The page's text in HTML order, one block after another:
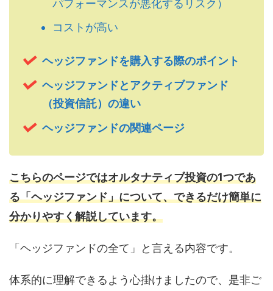
パフォーマンスが悪化するリスク）
コストが高い
ヘッジファンドを購入する際のポイント
ヘッジファンドとアクティブファンド
（投資信託）の違い
ヘッジファンドの関連ページ
こちらのページではオルタナティブ投資の1つであ
る「ヘッジファンド」について、できるだけ簡単に
分かりやすく解説しています。
「ヘッジファンドの全て」と言える内容です。
体系的に理解できるよう心掛けましたので、是非ご